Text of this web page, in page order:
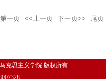
第一页 <<上一页 下一页>> 尾页
克思主义学院 版权所有